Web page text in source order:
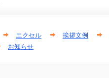
エクセル 挨拶文例
お知らせ